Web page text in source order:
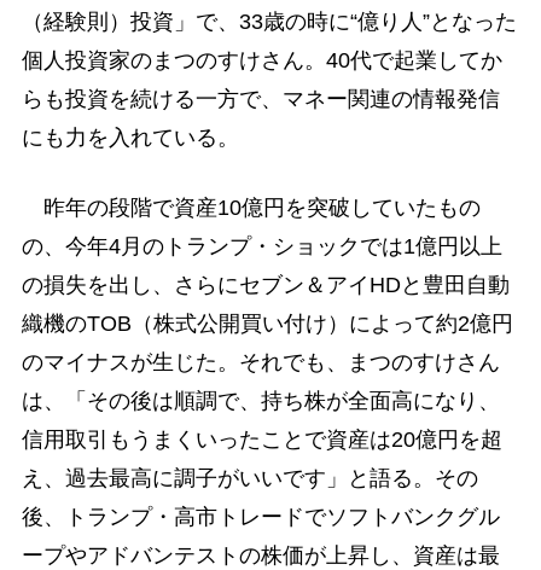
（経験則）投資」で、33歳の時に“億り人”となった
個人投資家のまつのすけさん。40代で起業してか
らも投資を続ける一方で、マネー関連の情報発信
にも力を入れている。
昨年の段階で資産10億円を突破していたもの
の、今年4月のトランプ・ショックでは1億円以上
の損失を出し、さらにセブン＆アイHDと豊田自動
織機のTOB（株式公開買い付け）によって約2億円
のマイナスが生じた。それでも、まつのすけさん
は、「その後は順調で、持ち株が全面高になり、
信用取引もうまくいったことで資産は20億円を超
え、過去最高に調子がいいです」と語る。その
後、トランプ・高市トレードでソフトバンクグル
ープやアドバンテストの株価が上昇し、資産は最